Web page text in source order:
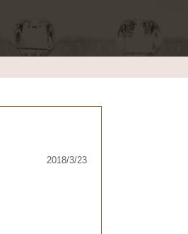
2018/3/23